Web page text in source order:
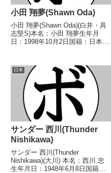
小田 翔夢(Shawn Oda)
小田 翔夢(Shawn Oda)(白井・具
志堅S)本名：小田 翔夢生年月
日：1998年10月2日国籍：日本戦
人王第2代日本ライト級ユース王
座【戦歴】2016/05/15 ...
日本
サンダー 西川(Thunder
Nishikawa)
サンダー 西川(Thunder
Nishikawa)(大川) 本名：西川 忠
生年月日：1948年6月8日国籍：